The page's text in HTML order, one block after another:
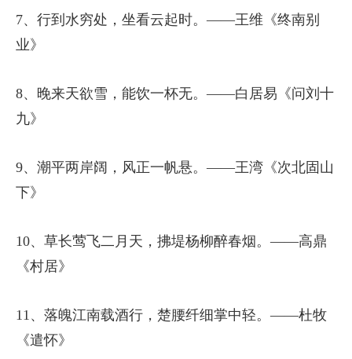
7、行到水穷处，坐看云起时。——王维《终南别
业》
8、晚来天欲雪，能饮一杯无。——白居易《问刘十
九》
9、潮平两岸阔，风正一帆悬。——王湾《次北固山
下》
10、草长莺飞二月天，拂堤杨柳醉春烟。——高鼎
《村居》
11、落魄江南载酒行，楚腰纤细掌中轻。——杜牧
《遣怀》